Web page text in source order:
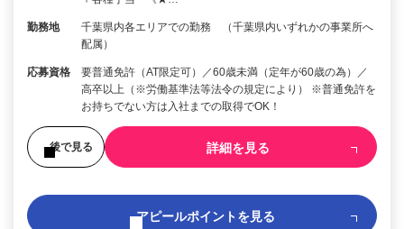
勤務地
千葉県内各エリアでの勤務 （千葉県内いずれかの事業所へ
配属）
応募資格
要普通免許（AT限定可）／60歳未満（定年が60歳の為）／
高卒以上（※労働基準法等法令の規定により） ※普通免許を
お持ちでない方は入社までの取得でOK！
後で見る 詳細を見る
アピールポイントを見る